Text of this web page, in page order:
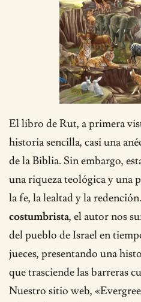
El libro de Rut, a primera
historia sencilla, casi una
de la Biblia. Sin embargo,
una riqueza teológica y una
la fe, la lealtad y la
costumbrista, el autor nos
del pueblo de Israel en
jueces, presentando una
que trasciende las barreras
Nuestro sitio web,